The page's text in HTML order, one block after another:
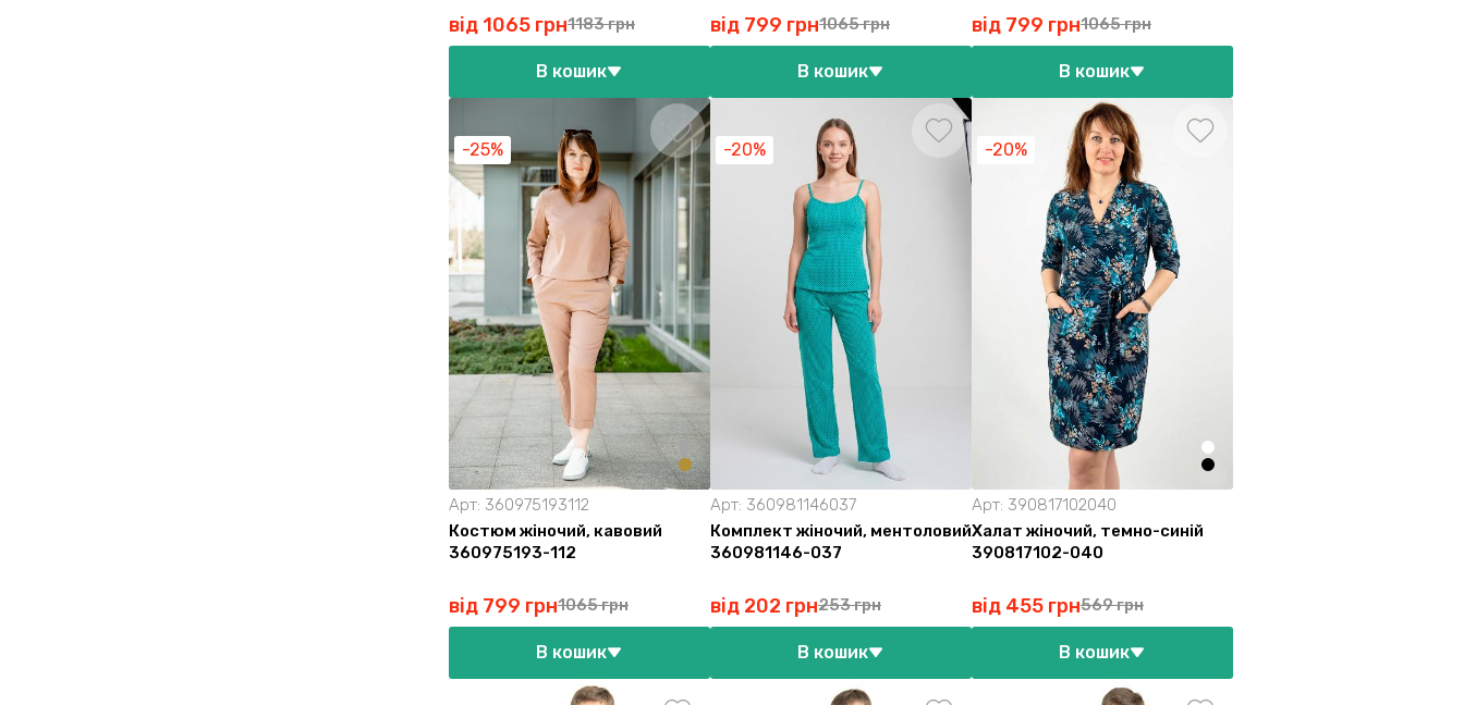
від 1065 грн1183 грн
В кошик
від 799 грн1065 грн
В кошик
від 799 грн1065 грн
В кошик
-25%
Арт: 360975193112
Костюм жіночий, кавовий
360975193-112
від 799 грн1065 грн
В кошик
-20%
Арт: 360981146037
Комплект жіночий, ментоловий
360981146-037
від 202 грн253 грн
В кошик
-20%
Арт: 390817102040
Халат жіночий, темно-синій
390817102-040
від 455 грн569 грн
В кошик